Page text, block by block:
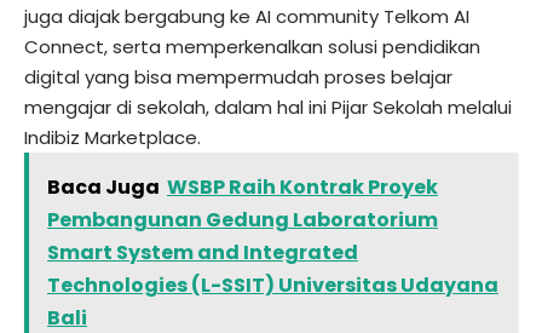
juga diajak bergabung ke AI community Telkom AI
Connect, serta memperkenalkan solusi pendidikan
digital yang bisa mempermudah proses belajar
mengajar di sekolah, dalam hal ini Pijar Sekolah melalui
Indibiz Marketplace.
Baca Juga WSBP Raih Kontrak Proyek
Pembangunan Gedung Laboratorium
Smart System and Integrated
Technologies (L-SSIT) Universitas Udayana
Bali